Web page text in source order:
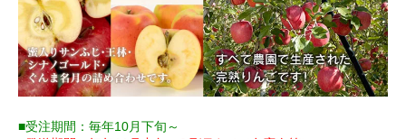
■受注期間：毎年10月下旬～